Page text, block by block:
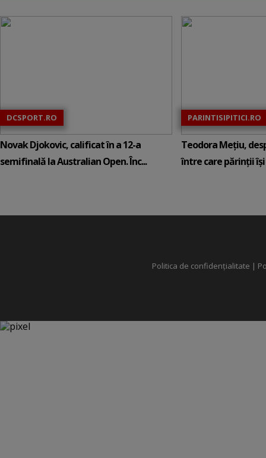
DCSPORT.RO
Novak Djokovic, calificat în a 12-a
semifinală la Australian Open. Înc...
PARINTISIPITICI.RO
Teodora Mețiu,
între care părinții își
Politica de confidențialitate |